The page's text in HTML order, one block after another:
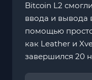
Bitcoin L2
ввода и вывода
помощью
как Leather и
завершился 20